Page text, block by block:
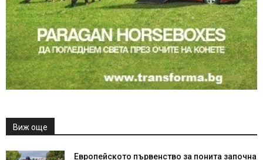
Виж още
Европейското първенство за понита започна